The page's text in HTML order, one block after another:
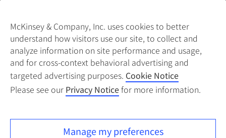
McKinsey & Company, Inc. uses cookies to better
understand how visitors use our site, to collect and
analyze information on site performance and usage,
and for cross-context behavioral advertising and
targeted advertising purposes. Cookie Notice
Please see our Privacy Noticefor more information.
Manage my preferences